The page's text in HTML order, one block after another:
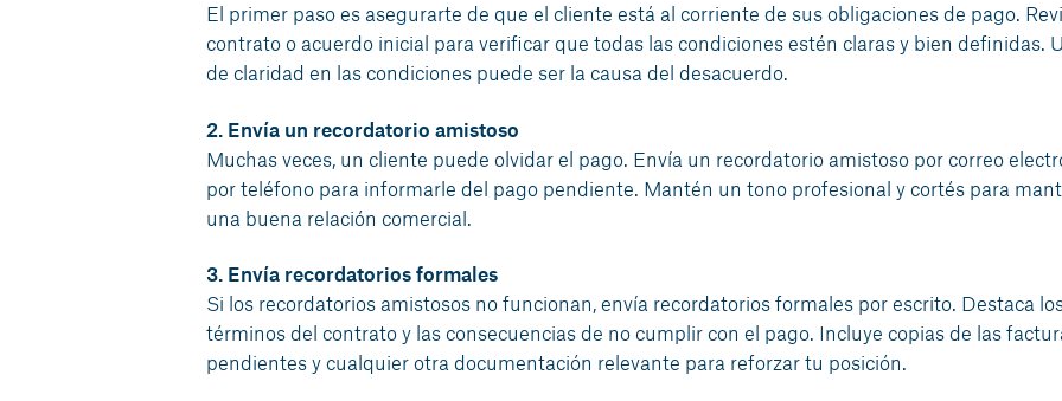
El primer paso es asegurarte de que el cliente está al corriente de sus obligaciones de pago.
contrato o acuerdo inicial para verificar que todas las condiciones estén claras y bien definidas.
de claridad en las condiciones puede ser la causa del desacuerdo.
2. Envía un recordatorio amistoso
Muchas veces, un cliente puede olvidar el pago. Envía un recordatorio amistoso por correo
por teléfono para informarle del pago pendiente. Mantén un tono profesional y cortés para
una buena relación comercial.
3. Envía recordatorios formales
Si los recordatorios amistosos no funcionan, envía recordatorios formales por escrito. Destaca
términos del contrato y las consecuencias de no cumplir con el pago. Incluye copias de las
pendientes y cualquier otra documentación relevante para reforzar tu posición.